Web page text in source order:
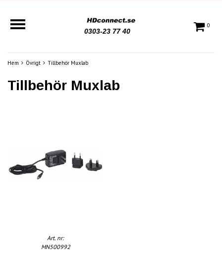
0303-23 77 40
0
Hem Övrigt Tillbehör Muxlab
Tillbehör Muxlab
Art. nr:
MN500992